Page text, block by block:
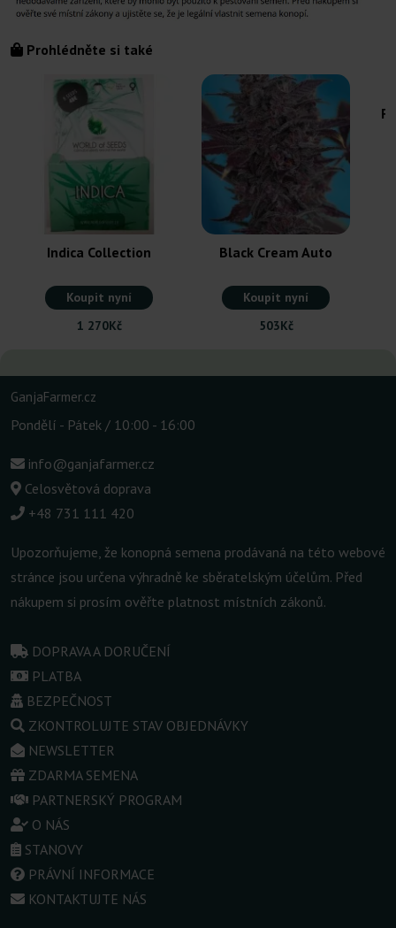
Prohlédněte si také
Indica Collection
Koupit nyní
1 270Kč
Black Cream Auto
Koupit nyní
503Kč
GanjaFarmer.cz
Pondělí - Pátek / 10:00 - 16:00
info@ganjafarmer.cz
Celosvětová doprava
+48 731 111 420
Upozorňujeme, že konopná semena prodávaná na této webové
stránce jsou určena výhradně ke sběratelským účelům. Před
nákupem si prosím ověřte platnost místních zákonů.
DOPRAVA A DORUČENÍ
PLATBA
BEZPEČNOST
ZKONTROLUJTE STAV OBJEDNÁVKY
NEWSLETTER
ZDARMA SEMENA
PARTNERSKÝ PROGRAM
O NÁS
STANOVY
PRÁVNÍ INFORMACE
KONTAKTUJTE NÁS